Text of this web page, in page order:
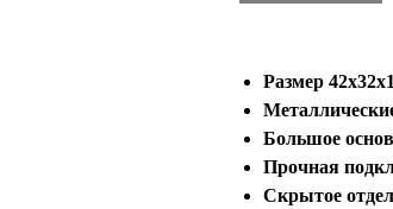
Размер
Большое
Прочная
Скрытое